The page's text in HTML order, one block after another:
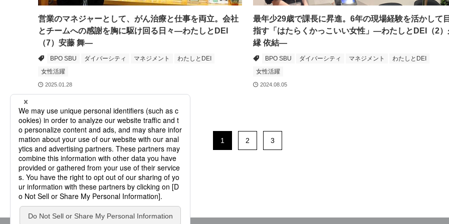
営業のマネジャーとして、がん治療と仕事を両立。会社
とチームへの感謝を胸に駆け回る日々―わたしとDEI
（7）安藤 舞―
BPO SBU ダイバーシティ マネジメント
わたしとDEI
女性活躍
2025.01.28
最年少29歳で課長に昇進。6年の現場経験を活かして
指す「はたらくかっこいい女性」―わたしとDEI（2）
縁 依結―
BPO SBU ダイバーシティ マネジメント
わたしとDEI
女性活躍
2024.08.05
1 2 3